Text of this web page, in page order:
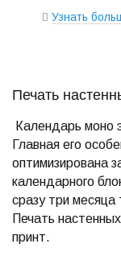
Узнать
Печать
Календарь моно
Главная его
оптимизирована
календарного
сразу три
Печать
принт.